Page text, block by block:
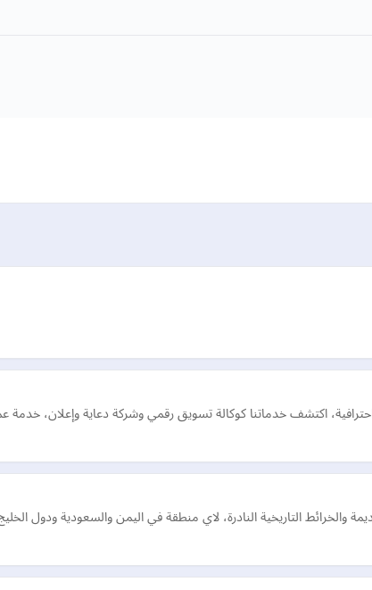
اكتشف خدماتنا كوكالة تسويق رقمي وشركة دعاية وإعلان، خدمة
والخرائط التاريخية النادرة، لاي منطقة في اليمن والسعودية ودول